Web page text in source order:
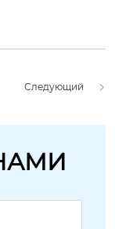
Следующий